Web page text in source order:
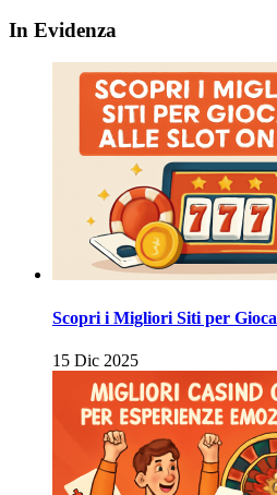
In Evidenza
Scopri i Migliori Siti per
15 Dic 2025